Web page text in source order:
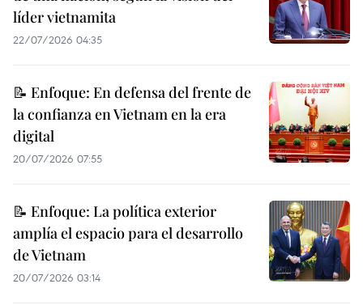
líder vietnamita
22/07/2026 04:35
📝 Enfoque: En defensa del frente de
la confianza en Vietnam en la era
digital
20/07/2026 07:55
📝 Enfoque: La política exterior
amplía el espacio para el desarrollo
de Vietnam
20/07/2026 03:14